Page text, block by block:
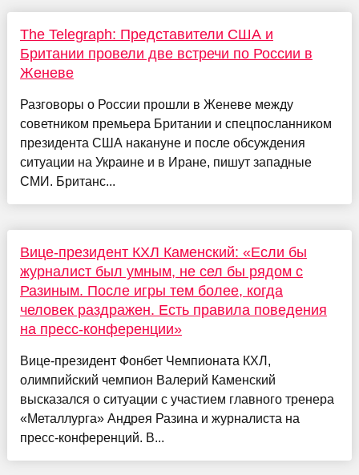
The Telegraph: Представители США и
Британии провели две встречи по России в
Женеве
Разговоры о России прошли в Женеве между
советником премьера Британии и спецпосланником
президента США накануне и после обсуждения
ситуации на Украине и в Иране, пишут западные
СМИ. Британс...
Вице-президент КХЛ Каменский: «Если бы
журналист был умным, не сел бы рядом с
Разиным. После игры тем более, когда
человек раздражен. Есть правила поведения
на пресс-конференции»
Вице-президент Фонбет Чемпионата КХЛ,
олимпийский чемпион Валерий Каменский
высказался о ситуации с участием главного тренера
«Металлурга» Андрея Разина и журналиста на
пресс-конференций. В...